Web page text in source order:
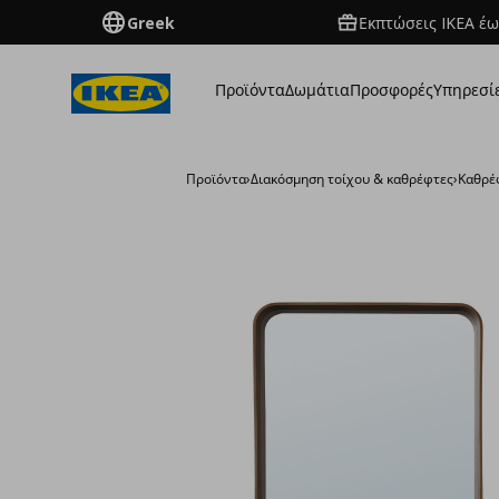
Greek Εκπτώσεις IKEA
ΠροϊόνταΔωμάτιαΠροσφορές
Προϊόντα›Διακόσμηση τοίχου & καθρέφτες›